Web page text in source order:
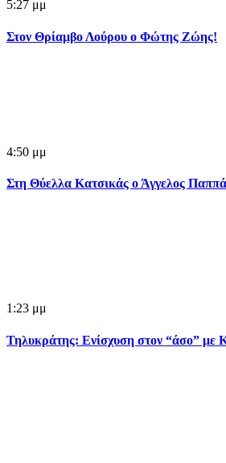
5:27 μμ
Στον Θρίαμβο Λούρου ο Φώτης Ζώης!
4:50 μμ
Στη Θύελλα Κατσικάς ο Άγγελος
1:23 μμ
Τηλυκράτης: Ενίσχυση στον “άσο” με